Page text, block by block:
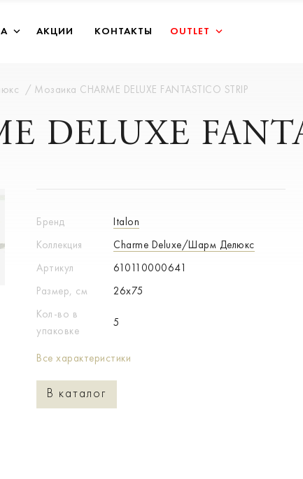
АКЦИИ КОНТАКТЫ OUTLET
Мозаика CHARME DELUXE FANTASTICO STRIP
DELUXE
Бренд
Italon
Коллекция
Charme Deluxe/Шарм Делюкс
Артикул
610110000641
Размер, см
26x75
Кол-во в
упаковке
5
Все характеристики
В каталог